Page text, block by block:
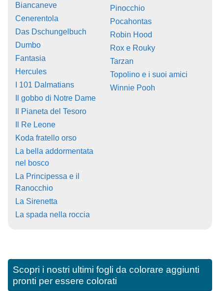
Biancaneve
Cenerentola
Das Dschungelbuch
Dumbo
Fantasia
Hercules
I 101 Dalmatians
Il gobbo di Notre Dame
Il Pianeta del Tesoro
Il Re Leone
Koda fratello orso
La bella addormentata
nel bosco
La Principessa e il
Ranocchio
La Sirenetta
La spada nella roccia
Pinocchio
Pocahontas
Robin Hood
Rox e Rouky
Tarzan
Topolino e i suoi amici
Winnie Pooh
Scopri i nostri ultimi fogli da colorare aggiunti
pronti per essere colorati